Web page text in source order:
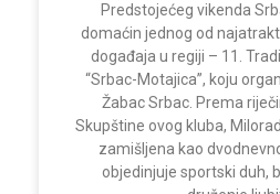
Predstojećeg vikenda
domaćin jednog od
događaja u regiji – 11.
“Srbac-Motajica”, koju
Žabac Srbac. Prema
Skupštine ovog kluba,
zamišljena kao
objedinjuje sportski duh,